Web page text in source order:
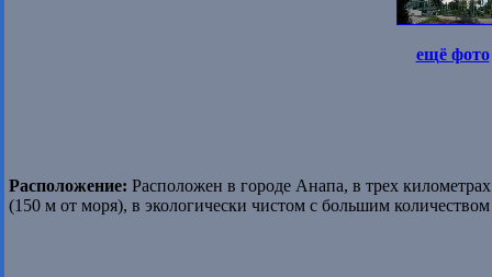
ещё фото
Расположение: Расположен в городе Анапа, в трех
(150 м от моря), в экологически чистом с большим